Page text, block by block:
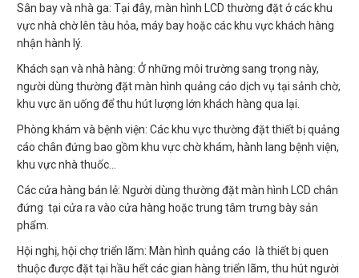
Sân bay và nhà ga: Tại đây, màn hình LCD thường đặt ở các khu
vực nhà chờ lên tàu hỏa, máy bay hoặc các khu vực khách hàng
nhận hành lý.
Khách sạn và nhà hàng: Ở những môi trường sang trọng này,
người dùng thường đặt màn hình quảng cáo dịch vụ tại sảnh chờ,
khu vực ăn uống để thu hút lượng lớn khách hàng qua lại.
Phòng khám và bệnh viện: Các khu vực thường đặt thiết bị quảng
cáo chân đứng bao gồm khu vực chờ khám, hành lang bệnh viện,
khu vực nhà thuốc…
Các cửa hàng bán lẻ: Người dùng thường đặt màn hình LCD chân
đứng tại cửa ra vào cửa hàng hoặc trung tâm trưng bày sản
phẩm.
Hội nghị, hội chợ triển lãm: Màn hình quảng cáo là thiết bị quen
thuộc được đặt tại hầu hết các gian hàng triển lãm, thu hút người